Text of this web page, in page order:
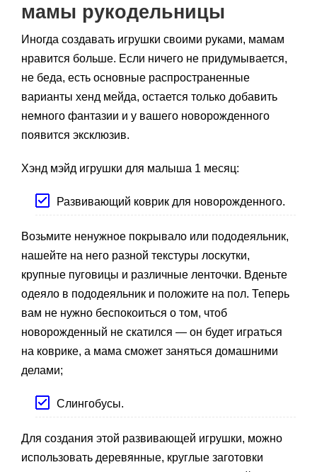
мамы рукодельницы
Иногда создавать игрушки своими руками, мамам
нравится больше. Если ничего не придумывается,
не беда, есть основные распространенные
варианты хенд мейда, остается только добавить
немного фантазии и у вашего новорожденного
появится эксклюзив.
Хэнд мэйд игрушки для малыша 1 месяц:
Развивающий коврик для новорожденного.
Возьмите ненужное покрывало или пододеяльник,
нашейте на него разной текстуры лоскутки,
крупные пуговицы и различные ленточки. Вденьте
одеяло в пододеяльник и положите на пол. Теперь
вам не нужно беспокоиться о том, чтоб
новорожденный не скатился — он будет играться
на коврике, а мама сможет заняться домашними
делами;
Слингобусы.
Для создания этой развивающей игрушки, можно
использовать деревянные, круглые заготовки